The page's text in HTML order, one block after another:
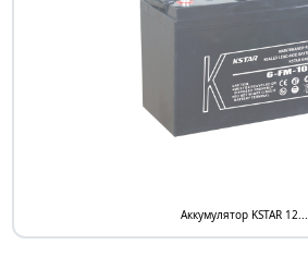
Аккумулятор KSTAR 12...